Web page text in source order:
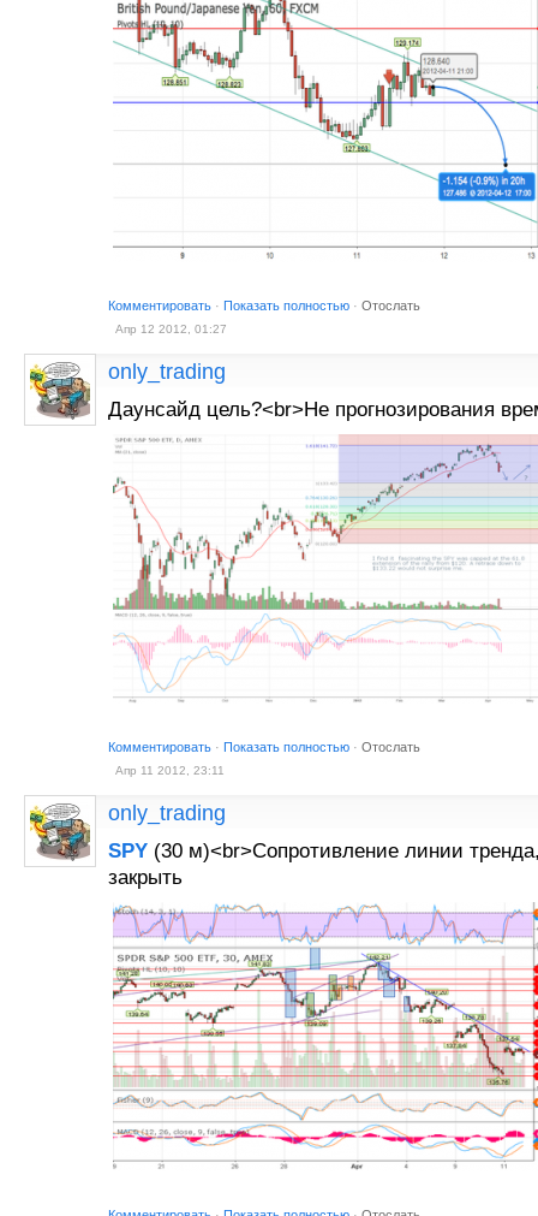
Комментировать · Показать полностью · Отослать
Апр 12 2012, 01:27
only_trading
Даунсайд цель?<br>Не прогнозирования
Комментировать · Показать полностью · Отослать
Апр 11 2012, 23:11
only_trading
SPY (30 м)<br>Сопротивление линии
закрыть